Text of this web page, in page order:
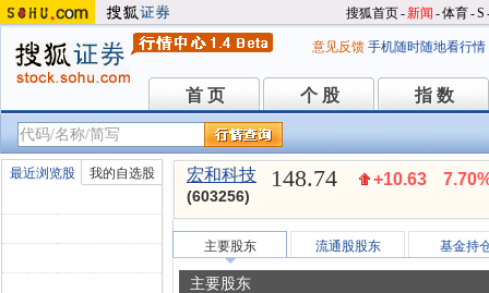
搜狐首页-新闻 -体育-S
意见反馈 手机随时随地看行情
首 页
首 页 个 股
个 股 指 数
指 数
最近浏览股 我的自选股 宏和科技
(603256)
148.74 +10.63
主要股东 流通股股东 基金持
主要股东